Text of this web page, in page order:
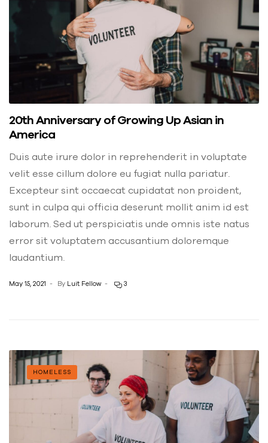
20th Anniversary of Growing Up Asian in
America
Duis aute irure dolor in reprehenderit in voluptate
velit esse cillum dolore eu fugiat nulla pariatur.
Excepteur sint occaecat cupidatat non proident,
sunt in culpa qui officia deserunt mollit anim id est
laborum. Sed ut perspiciatis unde omnis iste natus
error sit voluptatem accusantium doloremque
laudantium.
May 15, 2021 By Luit Fellow 3
HOMELESS